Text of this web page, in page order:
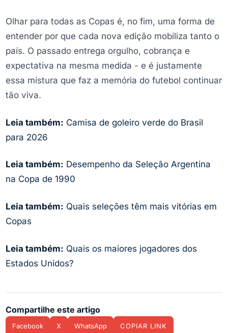
Olhar para todas as Copas é, no fim, uma forma de
entender por que cada nova edição mobiliza tanto o
país. O passado entrega orgulho, cobrança e
expectativa na mesma medida - e é justamente
essa mistura que faz a memória do futebol continuar
tão viva.
Leia também: Camisa de goleiro verde do Brasil
para 2026
Leia também: Desempenho da Seleção Argentina
na Copa de 1990
Leia também: Quais seleções têm mais vitórias em
Copas
Leia também: Quais os maiores jogadores dos
Estados Unidos?
Compartilhe este artigo
Facebook X WhatsApp COPIAR LINK